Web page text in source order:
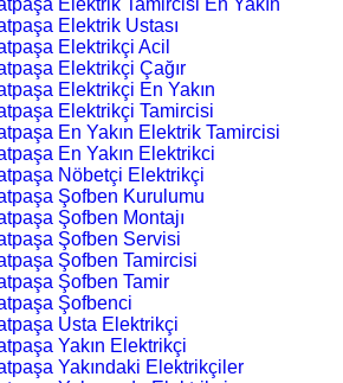
Elektrik Tamircisi En Yakın
Elektrik Ustası
Elektrikçi Acil
Elektrikçi Çağır
Elektrikçi En Yakın
Elektrikçi Tamircisi
En Yakın Elektrik Tamircisi
En Yakın Elektrikci
Nöbetçi Elektrikçi
Şofben Kurulumu
Şofben Montajı
Şofben Servisi
Şofben Tamircisi
Şofben Tamir
Şofbenci
Usta Elektrikçi
Yakın Elektrikçi
Yakındaki Elektrikçiler